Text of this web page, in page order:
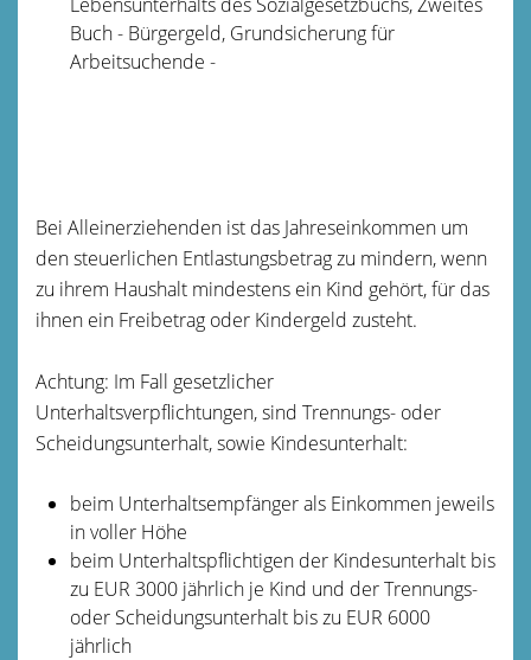
Buch - Bürgergeld, Grundsicherung für
Arbeitsuchende -
Bei Alleinerziehenden ist das Jahreseinkommen um
den steuerlichen Entlastungsbetrag zu mindern, wenn
zu ihrem Haushalt mindestens ein Kind gehört, für das
ihnen ein Freibetrag oder Kindergeld zusteht.
Achtung: Im Fall gesetzlicher
Unterhaltsverpflichtungen, sind Trennungs- oder
Scheidungsunterhalt, sowie Kindesunterhalt:
beim Unterhaltsempfänger als Einkommen jeweils
in voller Höhe
beim Unterhaltspflichtigen der Kindesunterhalt bis
zu EUR 3000 jährlich je Kind und der Trennungs-
oder Scheidungsunterhalt bis zu EUR 6000
jährlich